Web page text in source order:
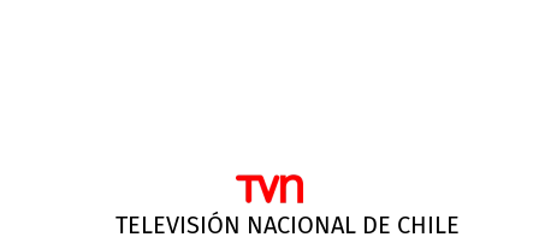
TELEVISIÓN NACIONAL DE CHILE